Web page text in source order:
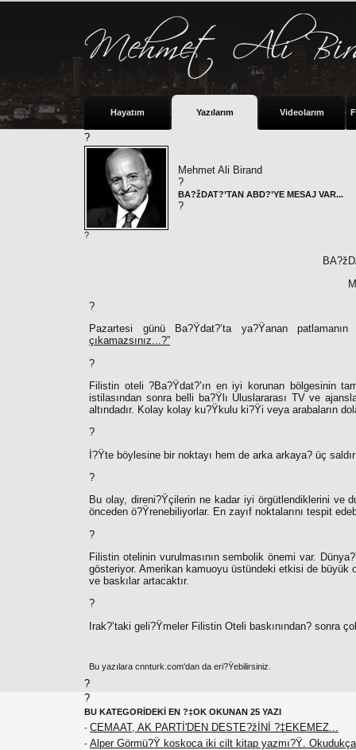
Hayatım Yazılarım Videolarım
?
Mehmet Ali Birand
?
BA?žDAT?’TAN ABD?’YE MESAJ VAR...
?
?
?
Pazartesi günü Ba?Ÿdat?’ta ya?Ÿanan
çıkamazsınız...?”
?
Filistin oteli ?Ba?Ÿdat?’ın en iyi korunan bölgesinin
istilasından sonra belli ba?Ÿlı Uluslararası TV ve
altındadır. Kolay kolay ku?Ÿkulu ki?Ÿi veya arabaların
?
İ?Ÿte böylesine bir noktayı hem de arka arkaya? üç
?
Bu olay, direni?Ÿçilerin ne kadar iyi örgütlendiklerini ve
önceden ö?Ÿrenebiliyorlar. En zayıf noktalarını tespit
?
Filistin otelinin vurulmasının sembolik önemi var.
gösteriyor. Amerikan kamuoyu üstündeki etkisi de büyük
ve baskılar artacaktır.
?
Irak?’taki geli?Ÿmeler Filistin Oteli baskınından? sonra
Bu yazılara cnnturk.com'dan da eri?Ÿebilirsiniz.
?
?
BU KATEGORİDEKİ EN ?‡OK OKUNAN 25 YAZI
- CEMAAT, AK PARTİ'DEN DESTE?žİNİ ?‡EKEMEZ...
- Alper Görmü?Ÿ koskoca iki cilt kitap yazmı?Ÿ.